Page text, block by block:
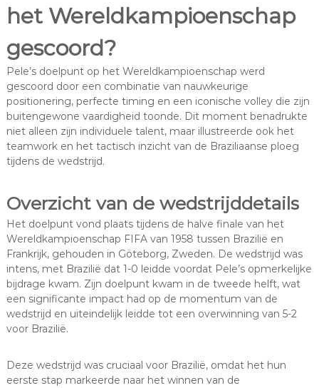
het Wereldkampioenschap
gescoord?
Pele’s doelpunt op het Wereldkampioenschap werd
gescoord door een combinatie van nauwkeurige
positionering, perfecte timing en een iconische volley die zijn
buitengewone vaardigheid toonde. Dit moment benadrukte
niet alleen zijn individuele talent, maar illustreerde ook het
teamwork en het tactisch inzicht van de Braziliaanse ploeg
tijdens de wedstrijd.
Overzicht van de wedstrijddetails
Het doelpunt vond plaats tijdens de halve finale van het
Wereldkampioenschap FIFA van 1958 tussen Brazilië en
Frankrijk, gehouden in Göteborg, Zweden. De wedstrijd was
intens, met Brazilië dat 1-0 leidde voordat Pele’s opmerkelijke
bijdrage kwam. Zijn doelpunt kwam in de tweede helft, wat
een significante impact had op de momentum van de
wedstrijd en uiteindelijk leidde tot een overwinning van 5-2
voor Brazilië.
Deze wedstrijd was cruciaal voor Brazilië, omdat het hun
eerste stap markeerde naar het winnen van de